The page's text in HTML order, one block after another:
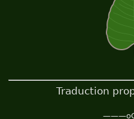
Traduction